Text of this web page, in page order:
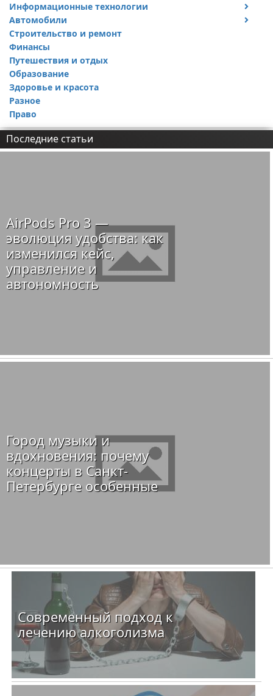
Информационные технологии
Тесты и обзоры устройств
Автомобили
Ремонт авто
Строительство и ремонт
Финансы
Путешествия и отдых
Образование
Здоровье и красота
Разное
Право
Последние статьи
AirPods Pro 3 —
эволюция удобства: как
изменился кейс,
управление и
автономность
Город музыки и
вдохновения: почему
концерты в Санкт-
Петербурге особенные
Современный подход к
лечению алкоголизма